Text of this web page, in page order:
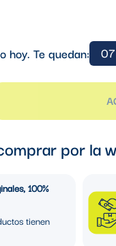
hoy. Te quedan:
por la
100%
tienen